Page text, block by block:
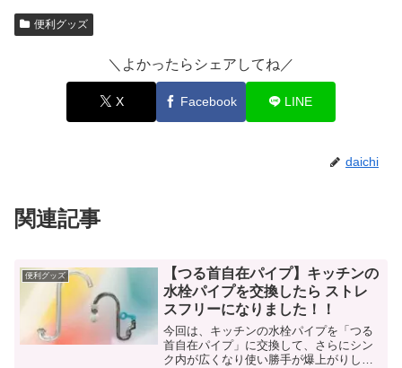
便利グッズ
＼よかったらシェアしてね／
X Facebook LINE
daichi
関連記事
便利グッズ
【つる首自在パイプ】キッチンの
水栓パイプを交換したら ストレ
スフリーになりました！！
今回は、キッチンの水栓パイプを「つる
首自在パイプ」に交換して、さらにシン
ク内が広くなり使い勝手が爆上がりしま